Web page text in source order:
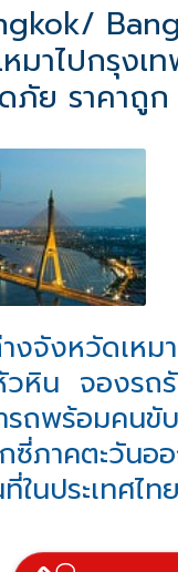
มาไปกรุง
ภัย ราคาถู
งจังหวัดเห
วหิน จองรถ
ารถพร้อมคน
ซี่ภาคตะวันอ
นประเทศไทย